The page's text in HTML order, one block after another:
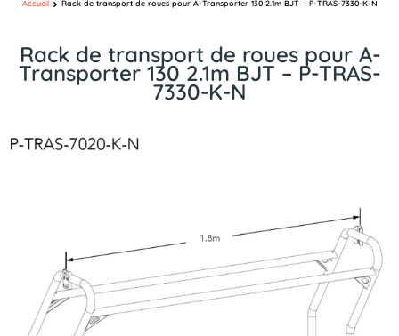
Rack de transport de roues pour A-
Transporter 130 2.1m BJT – P-TRAS-
7330-K-N
Accueil Rack de transport de roues pour A-Transporter 130 2.1m BJT – P-TRAS-7330-K-N